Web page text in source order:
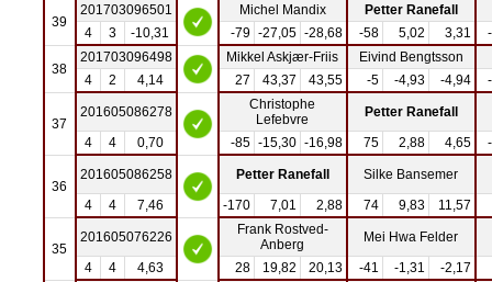
39
201703096501 Michel Mandix
Petter Ranefall
4
3 -10,31 -79 -27,05 -28,68 -58 5,02 3,31
38
201703096498 Mikkel Askjær-Friis
Eivind Bengtsson
4
2 4,14 27 43,37 43,55 -5 -4,93 -4,94
37
201605086278
Christophe
Lefebvre
Petter Ranefall
4
4 0,70 -85 -15,30 -16,98 75 2,88 4,65
36
201605086258 Petter Ranefall
Silke Bansemer
4
4 7,46 -170 7,01 2,88 74 9,83 11,57
35
201605076226
Frank Rostved-
Anberg
Mei Hwa Felder
4
4 4,63 28 19,82 20,13 -41 -1,31 -2,17